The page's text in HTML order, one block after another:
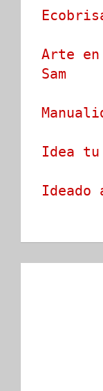
Arte
Sam
Idea tu
Ideado